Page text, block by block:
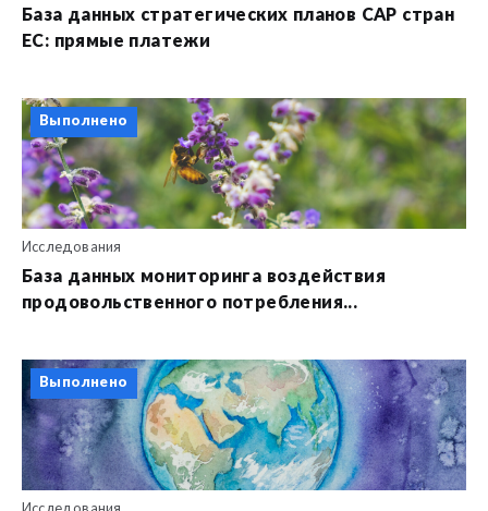
База данных стратегических планов CAP стран
ЕС: прямые платежи
Выполнено
Исследования
База данных мониторинга воздействия
продовольственного потребления...
Выполнено